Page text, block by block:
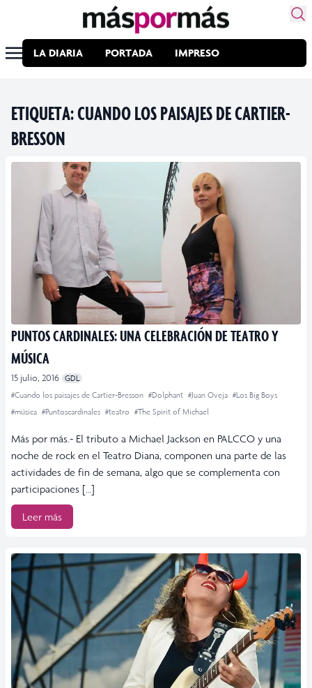
LA DIARIA PORTADA IMPRESO
ETIQUETA:CUANDO LOS PAISAJES DE CARTIER-
BRESSON
PUNTOS CARDINALES: UNA CELEBRACIÓN DE TEATRO Y
MÚSICA
15 julio, 2016 GDL
#Cuando los paisajes de Cartier-Bresson #Dolphant #Juan Oveja #Los Big Boys
#música #Puntoscardinales #teatro #The Spirit of Michael
Más por más.- El tributo a Michael Jackson en PALCCO y una
noche de rock en el Teatro Diana, componen una parte de las
actividades de fin de semana, algo que se complementa con
participaciones […]
Leer más